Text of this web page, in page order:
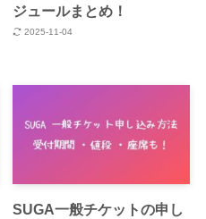
ジュールまとめ！
2025-11-04
SUGA一般チケットの申し